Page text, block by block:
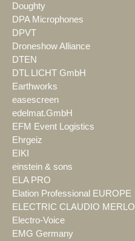
Doughty
DPA Microphones
DPVT
Droneshow Alliance
DTEN
DTL LICHT GmbH
Earthworks
easescreen
edelmat.GmbH
EFM Event Logistics
Ehrgeiz
EIKI
einstein & sons
ELA PRO
Elation Professional EUROPE
ELECTRIC CLAUDIO MERLO
Electro-Voice
EMG Germany